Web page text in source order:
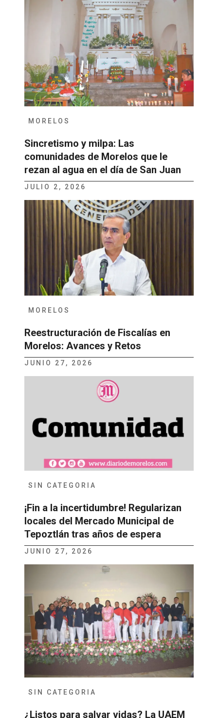
MORELOS
Sincretismo y milpa: Las
comunidades de Morelos que le
rezan al agua en el día de San Juan
JULIO 2, 2026
MORELOS
Reestructuración de Fiscalías en
Morelos: Avances y Retos
JUNIO 27, 2026
SIN CATEGORIA
¡Fin a la incertidumbre! Regularizan
locales del Mercado Municipal de
Tepoztlán tras años de espera
JUNIO 27, 2026
SIN CATEGORIA
¿Listos para salvar vidas? La UAEM